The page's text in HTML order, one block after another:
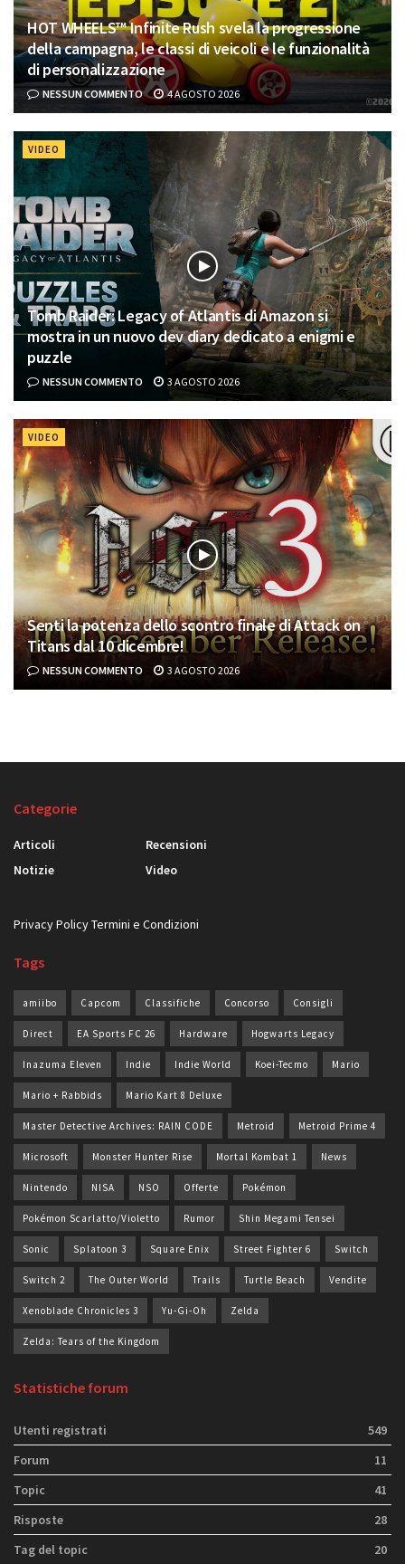
HOT WHEELS™ Infinite Rush svela la progressione
della campagna, le classi di veicoli e le funzionalità
di personalizzazione
NESSUN COMMENTO 4 AGOSTO 2026
VIDEO
Tomb Raider: Legacy of Atlantis di Amazon si
mostra in un nuovo dev diary dedicato a enigmi e
puzzle
NESSUN COMMENTO 3 AGOSTO 2026
VIDEO
Senti la potenza dello scontro finale di Attack on
Titans dal 10 dicembre!
NESSUN COMMENTO 3 AGOSTO 2026
Categorie
Articoli
Notizie
Recensioni
Video
Privacy PolicyTermini e Condizioni
Tags
amiibo Capcom Classifiche Concorso Consigli
Direct EA Sports FC 26 Hardware Hogwarts Legacy
Inazuma Eleven Indie Indie World Koei-Tecmo Mario
Mario + Rabbids Mario Kart 8 Deluxe
Master Detective Archives: RAIN CODE Metroid Metroid Prime 4
Microsoft Monster Hunter Rise Mortal Kombat 1 News
Nintendo NISA NSO Offerte Pokémon
Pokémon Scarlatto/Violetto Rumor Shin Megami Tensei
Sonic Splatoon 3 Square Enix Street Fighter 6 Switch
Switch 2 The Outer World Trails Turtle Beach Vendite
Xenoblade Chronicles 3 Yu-Gi-Oh Zelda
Zelda: Tears of the Kingdom
Statistiche forum
Utenti registrati
549
Forum
11
Topic
41
Risposte
28
Tag del topic
20